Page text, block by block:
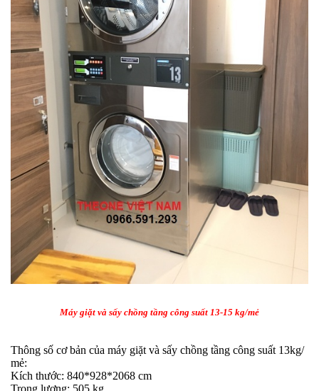
Máy giặt và sấy chồng tầng công suất 13-15 kg/mẻ
Thông số cơ bản của máy giặt và sấy chồng tầng công suất 13kg/
mẻ:
Kích thước: 840*928*2068 cm
Trọng lượng: 505 kg